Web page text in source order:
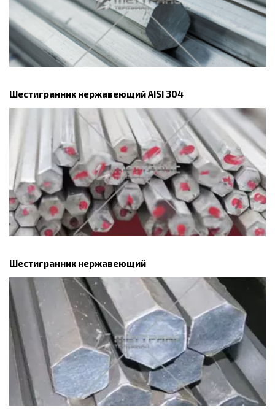
Шестигранник нержавеющий AISI 304
Шестигранник нержавеющий